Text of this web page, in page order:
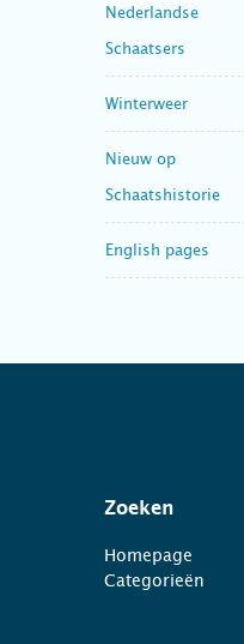
Nederlandse
Schaatsers
Winterweer
Nieuw op
Schaatshistorie
English pages
Zoeken
Homepage
Categorieën